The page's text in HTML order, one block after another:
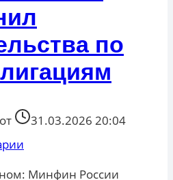
по
31.03.2026 20:04
Минфин России